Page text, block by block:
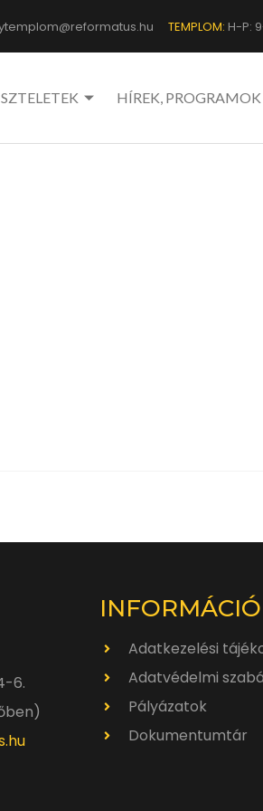
TEMPLOM: H-P:
HÍREK, PROGRAMOK
6.
Adatkezelési
Adatvédelmi
Pályázatok
Dokumentumtár